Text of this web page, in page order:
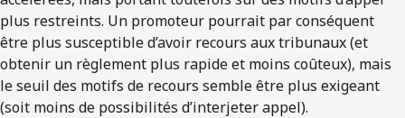
plus restreints. Un promoteur pourrait par conséquent
être plus susceptible d’avoir recours aux tribunaux (et
obtenir un règlement plus rapide et moins coûteux), mais
le seuil des motifs de recours semble être plus exigeant
(soit moins de possibilités d’interjeter appel).